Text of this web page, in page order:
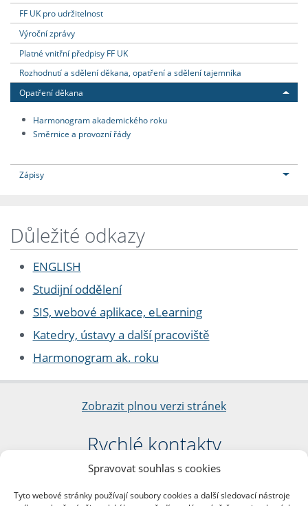
Spravovat souhlas s cookies
Tyto webové stránky používají soubory cookies a další sledovací nástroje
FF UK pro udržitelnost
Výroční zprávy
Platné vnitřní předpisy FF UK
Rozhodnutí a sdělení děkana, opatření a sdělení tajemníka
Opatření děkana
Harmonogram akademického roku
Směrnice a provozní řády
Zápisy
Důležité odkazy
ENGLISH
Studijní oddělení
SIS, webové aplikace, eLearning
Katedry, ústavy a další pracoviště
Harmonogram ak. roku
Zobrazit plnou verzi stránek
Rychlé kontakty
Filozofická fakulta
nám. Jana Palacha 1/2